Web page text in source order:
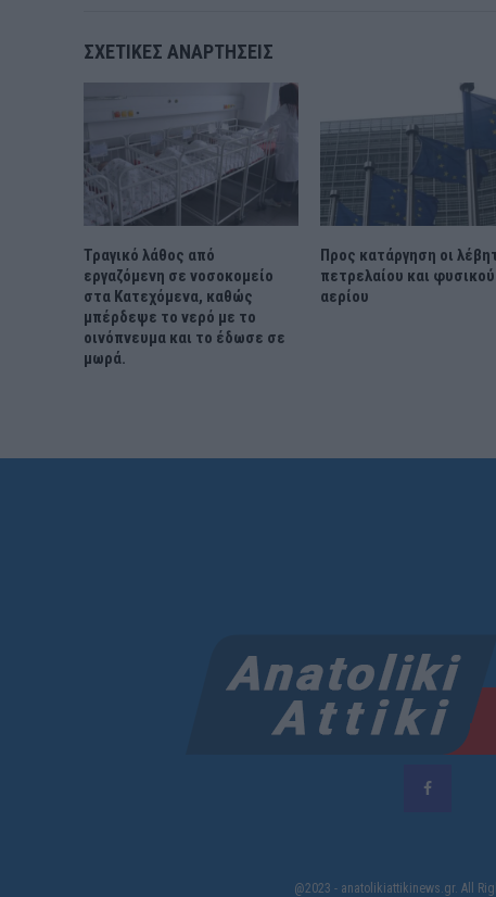
ΣΧΕΤΙΚΈΣ ΑΝΑΡΤΉΣΕΙΣ
Τραγικό λάθος από
εργαζόμενη σε νοσοκομείο
στα Κατεχόμενα, καθώς
μπέρδεψε το νερό με το
οινόπνευμα και το έδωσε σε
μωρά.
Προς κατάργηση οι
πετρελαίου και φυσικού
αερίου
@2023 - anatolikiattikinews.gr. All